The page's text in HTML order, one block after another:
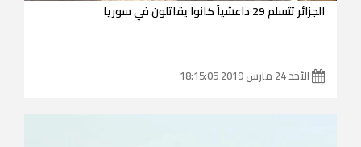
الجزائر تتسلم 29 داعشياً كانوا يقاتلون في سوريا
الأحد 24 مارس 2019 18:15:05